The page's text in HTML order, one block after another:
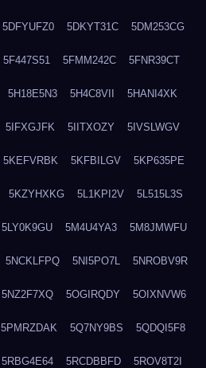
5DFYUFZ0 5DKYT31C 5DM253CG
5F447S51 5FMM242C 5FNR39CT
5H18E5N3 5H4C8VII 5HANI4XK
5IFXGJFK 5IITXOZY 5IVSLWGV
5KEFVRBK 5KFBILGV 5KP635PE
5KZYHXKG 5L1KPI2V 5L515L3S
5LY0K9GU 5M4U4YA3 5M8JMWFU
5NCKLFPQ 5NI5PO7L 5NROBV9R
5NZ2F7XQ 5OGIRQDY 5OIXNVW6
5PMRZDAK 5Q7NY9BS 5QDQI5F8
5RBG4E64 5RCDBBFD 5ROV8T2I